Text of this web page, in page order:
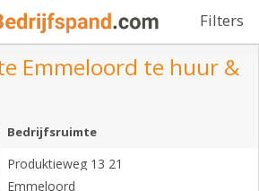
Filters
Emmeloord te huur &
Bedrijfsruimte
Produktieweg 13 21
Emmeloord